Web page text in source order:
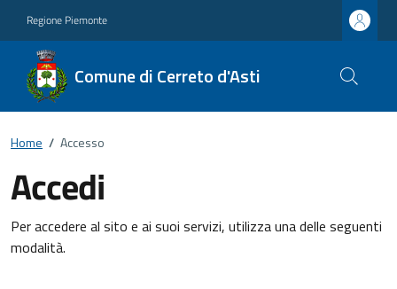
Regione Piemonte
Comune di Cerreto d'Asti
Home / Accesso
Accedi
Per accedere al sito e ai suoi servizi, utilizza una delle seguenti
modalità.